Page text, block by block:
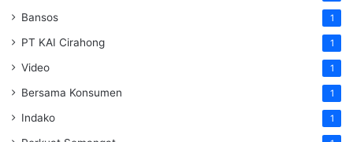
Bansos 1
PT KAI Cirahong 1
Video 1
Bersama Konsumen 1
Indako 1